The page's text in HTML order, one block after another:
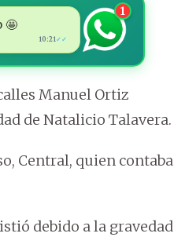
🤩
10:21✓✓
1
Manuel Ortiz
de Natalicio Talavera.
Central, quien contaba
debido a la gravedad